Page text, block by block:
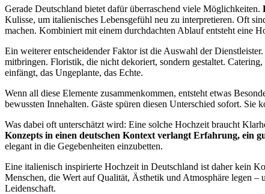
Gerade Deutschland bietet dafür überraschend viele Möglichkeiten.
Kulisse, um italienisches Lebensgefühl neu zu interpretieren. Oft
machen. Kombiniert mit einem durchdachten Ablauf entsteht eine
Ein weiterer entscheidender Faktor ist die Auswahl der
mitbringen. Floristik, die nicht dekoriert, sondern gestaltet.
einfängt, das Ungeplante, das Echte.
Wenn all diese Elemente zusammenkommen, entsteht etwas
bewussten Innehalten. Gäste spüren diesen Unterschied sofort.
Was dabei oft unterschätzt wird: Eine solche Hochzeit braucht
Konzepts in einen deutschen Kontext verlangt Erfahrung, ein
elegant in die Gegebenheiten einzubetten.
Eine italienisch inspirierte Hochzeit in Deutschland ist daher kein
Menschen, die Wert auf Qualität, Ästhetik und Atmosphäre legen –
Leidenschaft.